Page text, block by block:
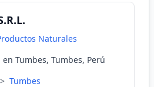
Naturales
en Tumbes, Tumbes, Perú
> Tumbes